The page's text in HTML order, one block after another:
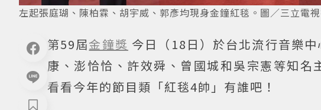
左起張庭瑚、陳柏霖、胡宇威、郭彥均現身金鐘紅毯。圖／三立電
第59屆金鐘獎 今日（18日）於台北流行音樂
康、澎恰恰、許效舜、曾國城和吳宗憲等知
看看今年的節目類「紅毯4帥」有誰吧！